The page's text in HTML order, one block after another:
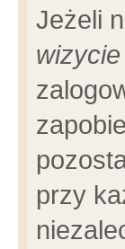
Jeżeli
wizycie
przy